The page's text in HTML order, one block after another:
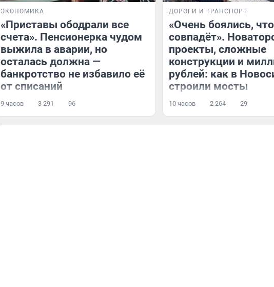
ЭКОНОМИКА
«Приставы ободрали все
счета». Пенсионерка чудом
выжила в аварии, но
осталась должна —
банкротство не избавило её
от списаний
9 часов 3 291 96
ДОРОГИ И ТРАНСПОРТ
«Очень боялись,
совпадёт».
проекты, сложные
конструкции и
рублей: как в
строили мосты
10 часов 2 264 29